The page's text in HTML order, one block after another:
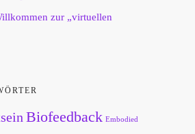
zur „virtuellen
Biofeedback Embodied